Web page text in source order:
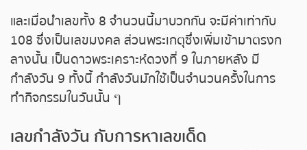
หวยหุ้นรัสเซีย
หวยหุ้นอินเดีย
หวยหุ้นดาวโจนส์
และเมื่อนำเลขทั้ง 8 จำนวนนี้มาบวกกัน จะมีค่าเท่ากับ
108 ซึ่งเป็นเลขมงคล ส่วนพระเกตุซึ่งเพิ่มเข้ามาตรงก
ลางนั้น เป็นดาวพระเคราะห์ดวงที่ 9 ในภายหลัง มี
กำลังวัน 9 ทั้งนี้ กำลังวันมักใช้เป็นจำนวนครั้งในการ
ทำกิจกรรมในวันนั้น ๆ
เลขกำลังวัน กับการหาเลขเด็ด